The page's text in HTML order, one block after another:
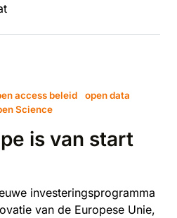
access beleid
open data
Science
is van start
investeringsprogramma
van de Europese Unie,